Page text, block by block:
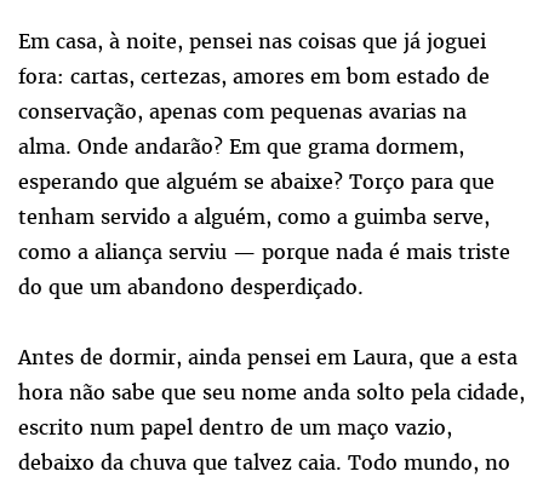
Em casa, à noite, pensei nas coisas que já joguei
fora: cartas, certezas, amores em bom estado de
conservação, apenas com pequenas avarias na
alma. Onde andarão? Em que grama dormem,
esperando que alguém se abaixe? Torço para que
tenham servido a alguém, como a guimba serve,
como a aliança serviu — porque nada é mais triste
do que um abandono desperdiçado.
Antes de dormir, ainda pensei em Laura, que a esta
hora não sabe que seu nome anda solto pela cidade,
escrito num papel dentro de um maço vazio,
debaixo da chuva que talvez caia. Todo mundo, no